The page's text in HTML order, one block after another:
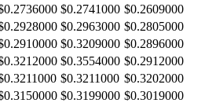
$0.2741000 $0.2609000
$0.2963000 $0.2805000
$0.3209000 $0.2896000
$0.3554000 $0.2912000
$0.3211000 $0.3202000
$0.3199000 $0.3019000